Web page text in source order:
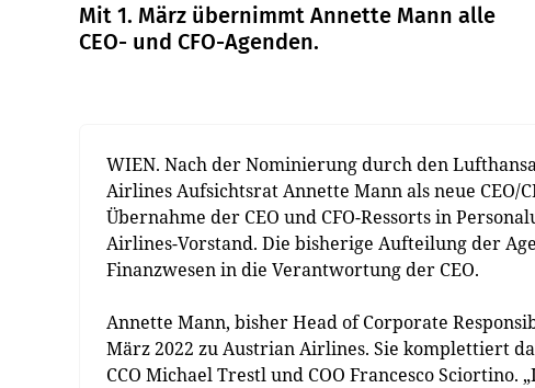
Mit 1. März übernimmt Annette Mann alle
CEO- und CFO-Agenden.
WIEN. Nach der Nominierung durch den
Airlines Aufsichtsrat Annette Mann als neue
Übernahme der CEO und CFO-Ressorts in
Airlines-Vorstand. Die bisherige Aufteilung der
Finanzwesen in die Verantwortung der CEO.
Annette Mann, bisher Head of Corporate
März 2022 zu Austrian Airlines. Sie komplettiert
CCO Michael Trestl und COO Francesco